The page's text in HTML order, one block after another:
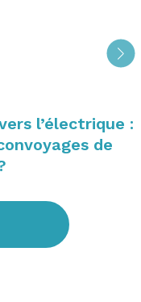
l’électrique :
de